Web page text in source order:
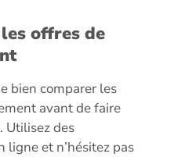
offres de
bien comparer les
avant de faire
Utilisez des
ligne et n’hésitez pas